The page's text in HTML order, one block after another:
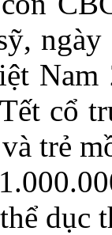
Nam
cổ
trẻ